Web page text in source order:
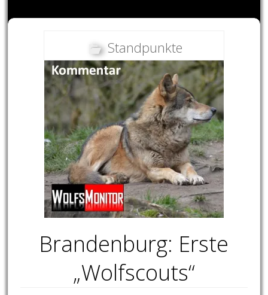
Standpunkte
Brandenburg: Erste
„Wolfscouts“